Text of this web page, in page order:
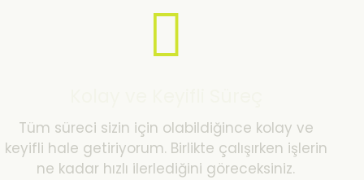
Tüm süreci sizin için olabildiğince kolay ve
keyifli hale getiriyorum. Birlikte çalışırken işlerin
ne kadar hızlı ilerlediğini göreceksiniz.